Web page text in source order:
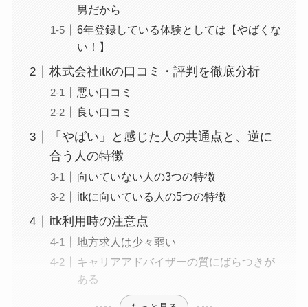
男だから
6年登録している体験としては【やばくな
い！】
株式会社itkの口コミ・評判を徹底分析
悪い口コミ
良い口コミ
「やばい」と感じた人の共通点と、逆に
合う人の特徴
向いていない人の3つの特徴
itkに向いている人の5つの特徴
itk利用時の注意点
地方求人は少々弱い
キャリアアドバイザーの質にばらつきが
ある